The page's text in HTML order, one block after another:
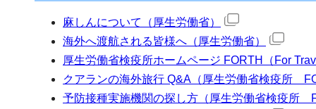
麻しんについて（厚生労働省）
海外へ渡航される皆様へ（厚生労働省）
厚生労働省検疫所ホームページ FORTH（For
クアランの海外旅行 Q&A（厚生労働省検疫所
予防接種実施機関の探し方（厚生労働省検疫所